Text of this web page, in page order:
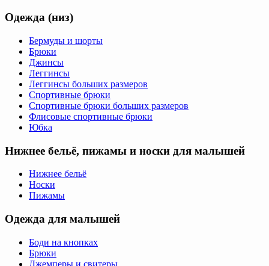
Одежда (низ)
Бермуды и шорты
Брюки
Джинсы
Леггинсы
Леггинсы больших размеров
Спортивные брюки
Спортивные брюки больших размеров
Флисовые спортивные брюки
Юбка
Нижнее бельё, пижамы и носки для малышей
Нижнее бельё
Носки
Пижамы
Одежда для малышей
Боди на кнопках
Брюки
Джемперы и свитеры